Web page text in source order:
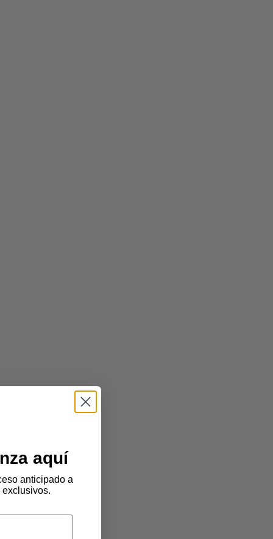
aquí
anticipado a
exclusivos.